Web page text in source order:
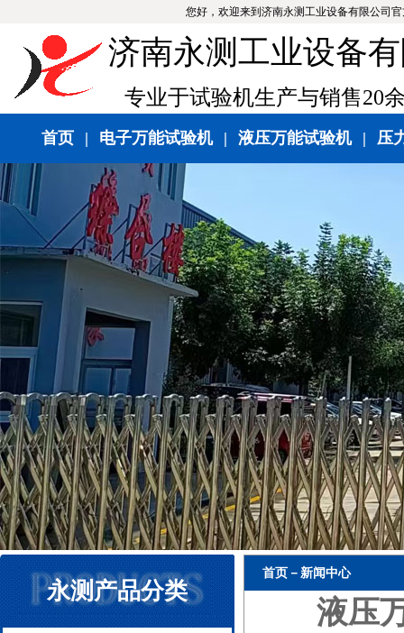
您好，欢迎来到济南永测工业设备有限公司
济南永测工业设备
专业于试验机生产与销售20
首页 | 电子万能试验机 | 液压万能试验机 | 压
永测产品分类
首页－新闻中心
液压